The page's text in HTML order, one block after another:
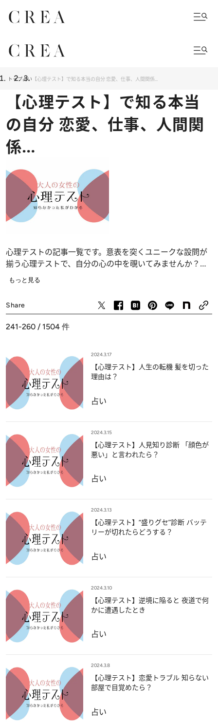
トップ占い 【心理テスト】で知る本当の自分 恋愛、仕事、人間関係…
【心理テスト】で知る本当
の自分 恋愛、仕事、人間関
係…
心理テストの記事一覧です。意表を突くユニークな設問が
揃う心理テストで、自分の心の中を覗いてみませんか？
恋愛、仕事、人間関係の深層心理……、自分でも気づかな
もっと見る
Share
241-260 / 1504 件
2024.3.17
【心理テスト】人生の転機 髪を切った
理由は？
占い
2024.3.15
【心理テスト】人見知り診断 「顔色が
悪い」と言われたら？
占い
2024.3.13
【心理テスト】“盛りグセ”診断 バッテ
リーが切れたらどうする？
占い
2024.3.10
【心理テスト】逆境に陥ると 夜道で何
かに遭遇したとき
占い
2024.3.8
【心理テスト】恋愛トラブル 知らない
部屋で目覚めたら？
占い